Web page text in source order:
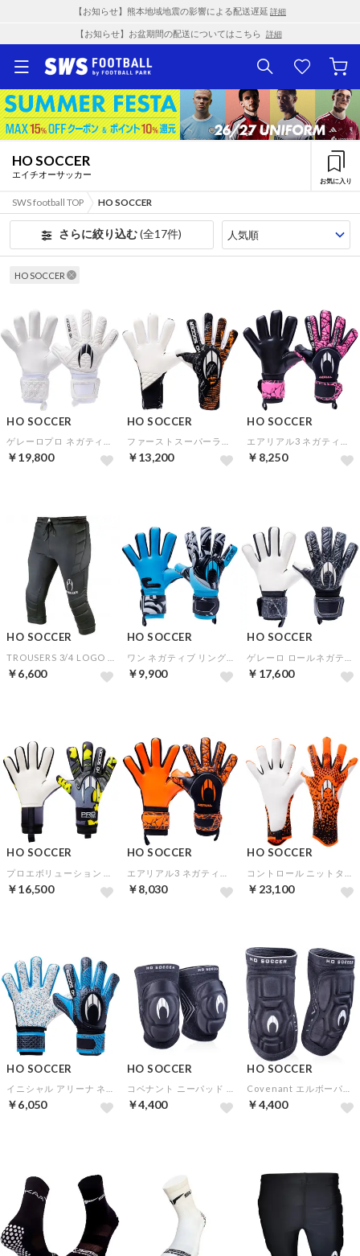
【お知らせ】熊本地域地震の影響による配送遅延 詳細
【お知らせ】お盆期間の配送についてはこちら 詳細
HO SOCCER
エイチオーサッカー
お気に入り
SWS football TOP HO SOCCER
さらに絞り込む(全17件)
HO SOCCER
HO SOCCER
￥19,800
HO SOCCER
￥13,200
HO SOCCER
￥8,250
HO SOCCER
￥6,600
HO SOCCER
￥9,900
HO SOCCER
￥17,600
HO SOCCER
￥16,500
HO SOCCER
￥8,030
HO SOCCER
￥23,100
HO SOCCER
￥6,050
HO SOCCER
￥4,400
HO SOCCER
￥4,400